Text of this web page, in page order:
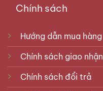
Chính sách
Hướng dẫn mua hàng
Chính sách giao nhận
Chính sách đổi trả